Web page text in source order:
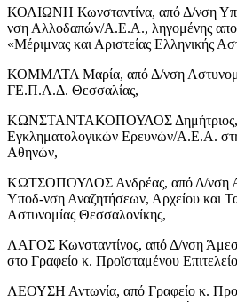
ΚΟΛΙΩΝΗ Κωνσταντίνα, από Δ/νση
νση Αλλοδαπών/Α.Ε.Α., ληγομένης
«Μέριμνας και Αριστείας Ελληνικής
ΚΟΜΜΑΤΑ Μαρία, από Δ/νση
ΓΕ.Π.Α.Δ. Θεσσαλίας,
ΚΩΝΣΤΑΝΤΑΚΟΠΟΥΛΟΣ Δημήτριος,
Εγκληματολογικών Ερευνών/Α.Ε.Α.
Αθηνών,
ΚΩΤΣΟΠΟΥΛΟΣ Ανδρέας, από Δ/νση
Υποδ-νση Αναζητήσεων, Αρχείου και
Αστυνομίας Θεσσαλονίκης,
ΛΑΓΟΣ Κωνσταντίνος, από Δ/νση
στο Γραφείο κ. Προϊσταμένου
ΛΕΟΥΣΗ Αντωνία, από Γραφείο κ.